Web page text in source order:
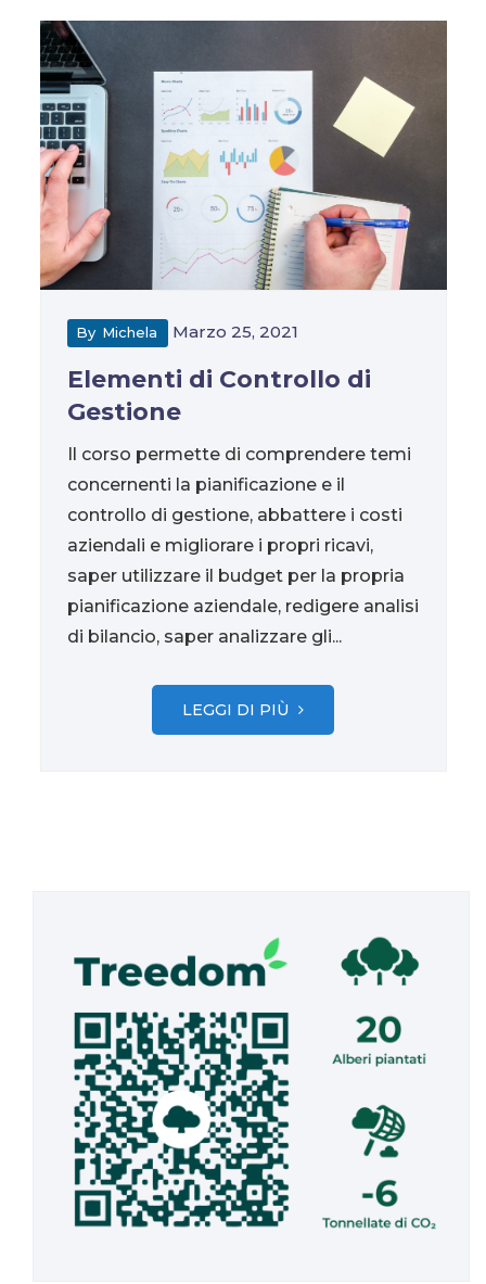
By Michela Marzo 25, 2021
Elementi di Controllo di
Gestione
Il corso permette di comprendere temi
concernenti la pianificazione e il
controllo di gestione, abbattere i costi
aziendali e migliorare i propri ricavi,
saper utilizzare il budget per la propria
pianificazione aziendale, redigere analisi
di bilancio, saper analizzare gli...
LEGGI DI PIÙ